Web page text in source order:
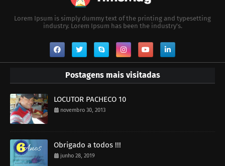
Lorem Ipsum is simply dummy text of the printing and typesetting
industry. Lorem Ipsum has been the industry's.
Postagens mais visitadas
LOCUTOR PACHECO 10
novembro 30, 2013
Obrigado a todos !!!
junho 28, 2019